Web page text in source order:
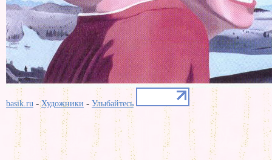
basik.ru -Художники - Улыбайтесь